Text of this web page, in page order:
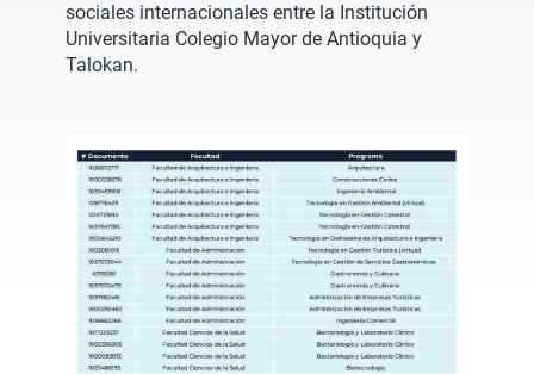
sociales internacionales entre la Institución
Universitaria Colegio Mayor de Antioquia y
Talokan.